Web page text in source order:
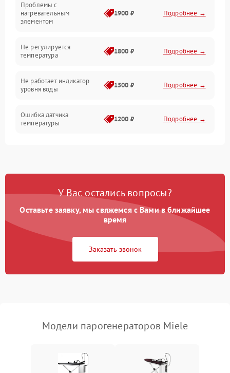
Механика
Проблемы с
нагревательным
элементом
1900 ₽ Подробнее →
Не регулируется
температура
1800 ₽ Подробнее →
Не работает индикатор
уровня воды
1500 ₽ Подробнее →
Ошибка датчика
температуры
1200 ₽ Подробнее →
Ошибка платы управления 1500 ₽ Подробнее →
1200 ₽
Не сохраняет настройки Подробнее →
1500 ₽ Подробнее →
Не подает пар 1800 ₽ Подробнее →
У Вас остались вопросы?
Оставьте заявку, мы свяжемся с Вами в ближайшее
время
Заказать звонок
Модели парогенераторов Miele